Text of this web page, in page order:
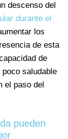
descenso del
durante el
los
de esta
de
saludable
el paso del
pueden